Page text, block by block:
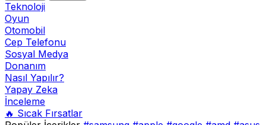
Teknoloji
Oyun
Otomobil
Cep Telefonu
Sosyal Medya
Donanım
Nasıl Yapılır?
Yapay Zeka
İnceleme
🔥 Sıcak Fırsatlar